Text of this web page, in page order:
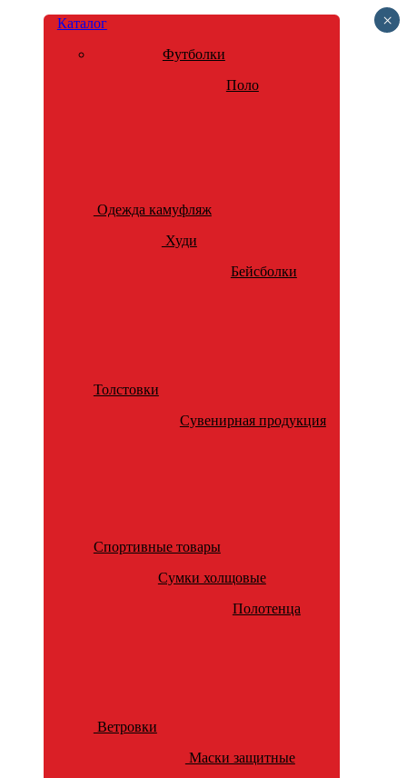
Каталог
Футболки
Поло
Одежда камуфляж
Худи
Бейсболки
Толстовки
Сувенирная продукция
Спортивные товары
Сумки холщовые
Полотенца
Ветровки
Маски защитные
×